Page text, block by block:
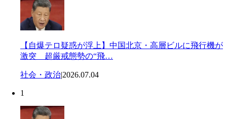
【自爆テロ疑惑が浮上】中国北京・高層ビルに飛行機が
激突 超厳戒態勢の“飛…
社会・政治|2026.07.04
1